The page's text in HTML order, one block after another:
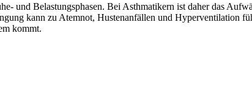
und Belastungsphasen. Bei Asthmatikern ist daher das
kann zu Atemnot, Hustenanfällen und Hyperventilation
kommt.